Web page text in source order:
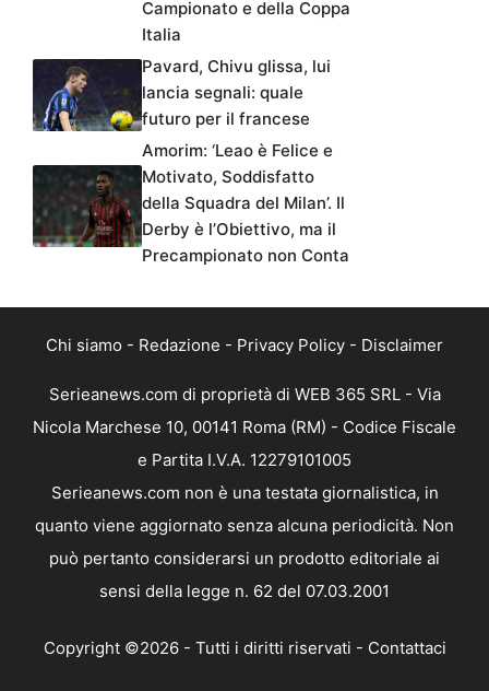
Campionato e della Coppa
Italia
Pavard, Chivu glissa, lui
lancia segnali: quale
futuro per il francese
Amorim: ‘Leao è Felice e
Motivato, Soddisfatto
della Squadra del Milan’. Il
Derby è l’Obiettivo, ma il
Precampionato non Conta
Chi siamo - Redazione - Privacy Policy - Disclaimer
Serieanews.com di proprietà di WEB 365 SRL - Via
Nicola Marchese 10, 00141 Roma (RM) - Codice Fiscale
e Partita I.V.A. 12279101005
Serieanews.com non è una testata giornalistica, in
quanto viene aggiornato senza alcuna periodicità. Non
può pertanto considerarsi un prodotto editoriale ai
sensi della legge n. 62 del 07.03.2001
Copyright ©2026 - Tutti i diritti riservati - Contattaci